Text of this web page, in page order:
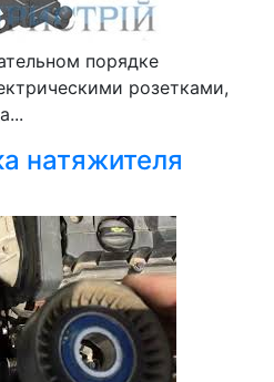
порядке
розетками,
натяжителя